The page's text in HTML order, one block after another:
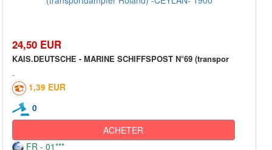
24,50 EUR
KAIS.DEUTSCHE - MARINE SCHIFFSPOST N°69 (transpor
1,39 EUR
0
ACHETER
FR - 01***